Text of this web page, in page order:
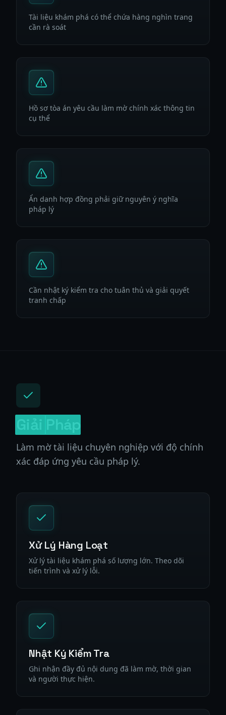
Tài liệu khám phá có thể chứa hàng nghìn trang
cần rà soát
Hồ sơ tòa án yêu cầu làm mờ chính xác thông tin
cụ thể
Ẩn danh hợp đồng phải giữ nguyên ý nghĩa
pháp lý
Cần nhật ký kiểm tra cho tuân thủ và giải quyết
tranh chấp
Làm mờ tài liệu chuyên nghiệp với độ chính
xác đáp ứng yêu cầu pháp lý.
Xử Lý Hàng Loạt
Xử lý tài liệu khám phá số lượng lớn. Theo dõi
tiến trình và xử lý lỗi.
Nhật Ký Kiểm Tra
Ghi nhận đầy đủ nội dung đã làm mờ, thời gian
và người thực hiện.